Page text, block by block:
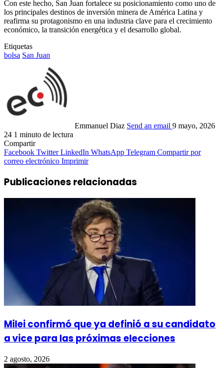
Con este hecho, San Juan fortalece su posicionamiento como uno de
los principales destinos de inversión minera de América Latina y
reafirma su protagonismo en una industria clave para el crecimiento
económico, la transición energética y el desarrollo global.
Etiquetas
bolsa San Juan
Emmanuel Diaz Send an email 9 mayo, 2026
24 1 minuto de lectura
Compartir
Facebook Twitter LinkedIn WhatsApp Telegram Compartir por
correo electrónico Imprimir
Publicaciones relacionadas
Milei confirmó que ya definió a su candidato
a vice para las próximas elecciones
2 agosto, 2026